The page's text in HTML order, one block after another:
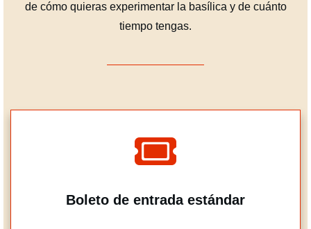
de cómo quieras experimentar la basílica y de cuánto
tiempo tengas.
Boleto de entrada estándar